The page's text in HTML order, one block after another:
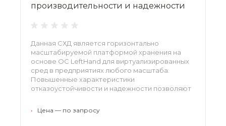
производительности и надежности
Данная СХД является горизонтально
масштабируемой платформой хранения на
основе ОС LeftHand для виртуализированных
сред в предприятиях любого масштаба.
Повышенные характеристики
отказоустойчивости и надежности позволяют
корпоративных дата-центрах, так и в
• Цена — по запросу